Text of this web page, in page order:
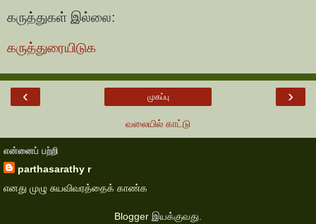
கருத்துகள் இல்லை:
கருத்துரையிடுக
‹ ›
முகப்பு
வலையில் காட்டு
என்னைப் பற்றி
parthasarathy r
எனது முழு சுயவிவரத்தைக் காண்க
Blogger இயக்குவது.